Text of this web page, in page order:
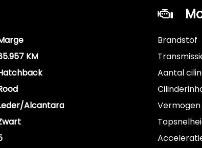
KM
Alcantara
Brandstof
Aantal
Vermogen